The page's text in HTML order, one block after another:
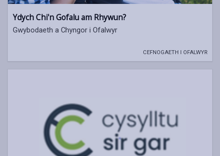
Ydych Chi'n Gofalu am Rhywun?
Gwybodaeth a Chyngor i Ofalwyr
CEFNOGAETH I OFALWYR